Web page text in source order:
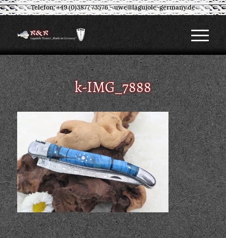
Telefon: +49 (0)3877 73576-uwe@laguiole-germany.de
k-IMG_7888